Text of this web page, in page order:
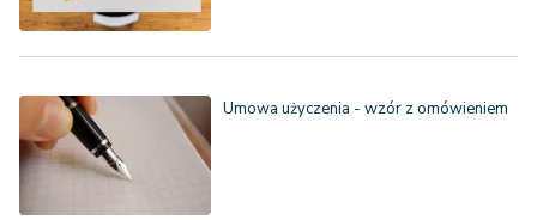
Umowa użyczenia - wzór z omówieniem